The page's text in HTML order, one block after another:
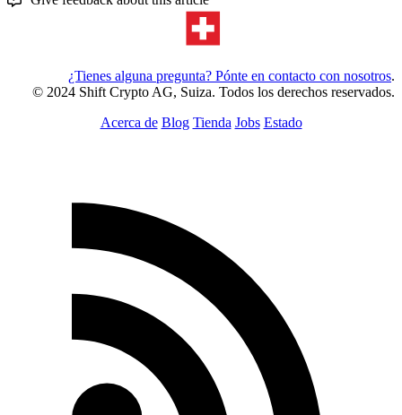
¿Tienes alguna pregunta? Pónte en contacto con nosotros.
© 2024 Shift Crypto AG, Suiza. Todos los derechos reservados.
Acerca de Blog Tienda Jobs Estado